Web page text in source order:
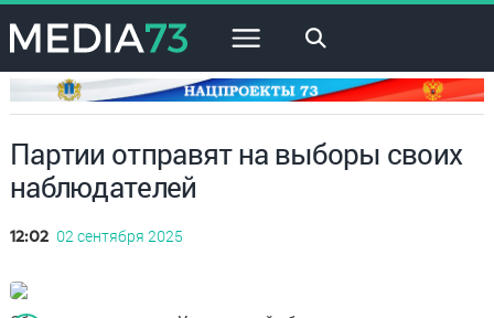
×
Партии отправят на выборы своих
наблюдателей
12:02 02 сентября 2025